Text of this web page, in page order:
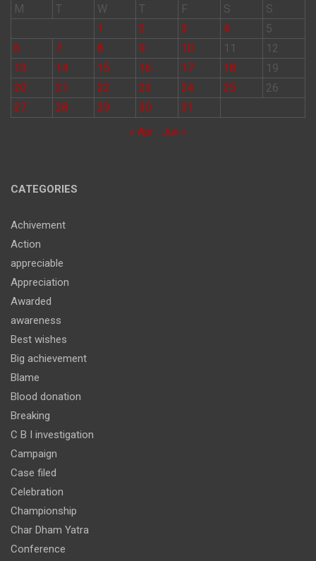
M
T W T F S
S
1
2 3 4
5
6
7 8 9 10 11
12
13
14 15 16 17 18
19
20
21 22 23 24 25
26
27
28 29 30 31
« Apr Jun »
CATEGORIES
Achivement
Action
appreciable
Appreciation
Awarded
awareness
Best wishes
Big achievement
Blame
Blood donation
Breaking
C B I investigation
Campaign
Case filed
Celebration
Championship
Char Dham Yatra
Conference